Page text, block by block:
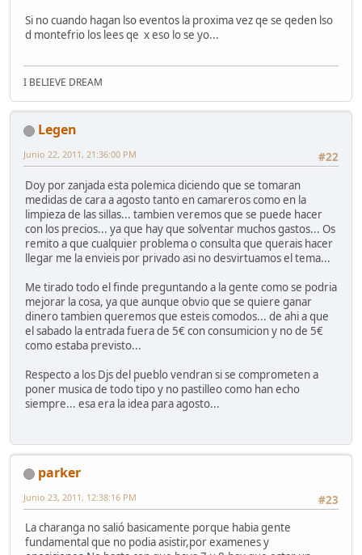
Si no cuando hagan lso eventos la proxima vez qe se qeden lso
d montefrio los lees qe x eso lo se yo...
I BELIEVE DREAM
Legen
#22
Junio 22, 2011, 21:36:00 PM
Doy por zanjada esta polemica diciendo que se tomaran
medidas de cara a agosto tanto en camareros como en la
limpieza de las sillas... tambien veremos que se puede hacer
con los precios... ya que hay que solventar muchos gastos... Os
remito a que cualquier problema o consulta que querais hacer
llegar me la envieis por privado asi no desvirtuamos el tema...
Me tirado todo el finde preguntando a la gente como se podria
mejorar la cosa, ya que aunque obvio que se quiere ganar
dinero tambien queremos que esteis comodos... de ahi a que
el sabado la entrada fuera de 5€ con consumicion y no de 5€
como estaba previsto...
Respecto a los Djs del pueblo vendran si se comprometen a
poner musica de todo tipo y no pastilleo como han echo
siempre... esa era la idea para agosto...
parker
#23
Junio 23, 2011, 12:38:16 PM
La charanga no salió basicamente porque habia gente
fundamental que no podia asistir,por examenes y